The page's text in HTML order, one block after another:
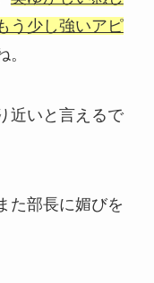
う少し強いアピ
。
近いと言えるで
た部長に媚びを